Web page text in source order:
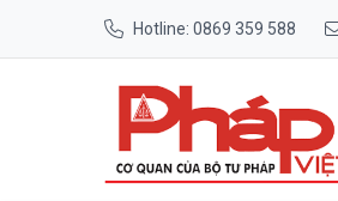
Hotline: 0869 359 588